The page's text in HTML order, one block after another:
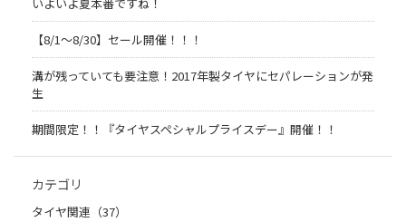
【8/1～8/30】セール開催！！！
溝が残っていても要注意！2017年製タイヤにセパレーションが発
生
期間限定！！『タイヤスペシャルプライスデー』開催！！
カテゴリ
タイヤ関連（37）